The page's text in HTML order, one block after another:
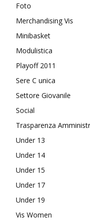
Foto
Merchandising Vis
Minibasket
Modulistica
Playoff 2011
Sere C unica
Settore Giovanile
Social
Trasparenza
Under 13
Under 14
Under 15
Under 17
Under 19
Vis Women